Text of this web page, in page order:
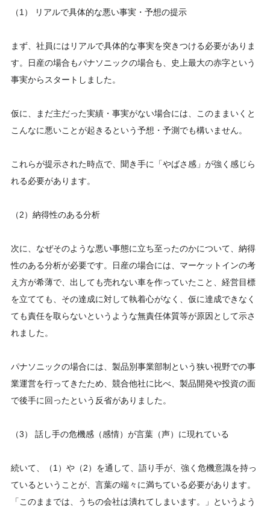
（1） リアルで具体的な悪い事実・予想の提示
まず、社員にはリアルで具体的な事実を突きつける必要がありま
す。日産の場合もパナソニックの場合も、史上最大の赤字という
事実からスタートしました。
仮に、まだ主だった実績・事実がない場合には、このままいくと
こんなに悪いことが起きるという予想・予測でも構いません。
これらが提示された時点で、聞き手に「やばさ感」が強く感じら
れる必要があります。
（2）納得性のある分析
次に、なぜそのような悪い事態に立ち至ったのかについて、納得
性のある分析が必要です。日産の場合には、マーケットインの考
え方が希薄で、出しても売れない車を作っていたこと、経営目標
を立てても、その達成に対して執着心がなく、仮に達成できなく
ても責任を取らないというような無責任体質等が原因として示さ
れました。
パナソニックの場合には、製品別事業部制という狭い視野での事
業運営を行ってきたため、競合他社に比べ、製品開発や投資の面
で後手に回ったという反省がありました。
（3） 話し手の危機感（感情）が言葉（声）に現れている
続いて、（1）や（2）を通して、語り手が、強く危機意識を持っ
ているということが、言葉の端々に満ちている必要があります。
「このままでは、うちの会社は潰れてしまいます。」というよう